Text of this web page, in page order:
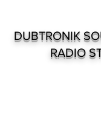
DUBTRONIK
RADIO